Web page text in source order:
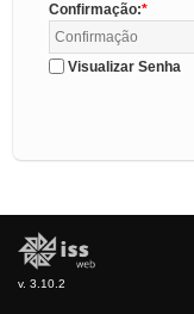
Confirmação:
Visualizar Senha
v. 3.10.2